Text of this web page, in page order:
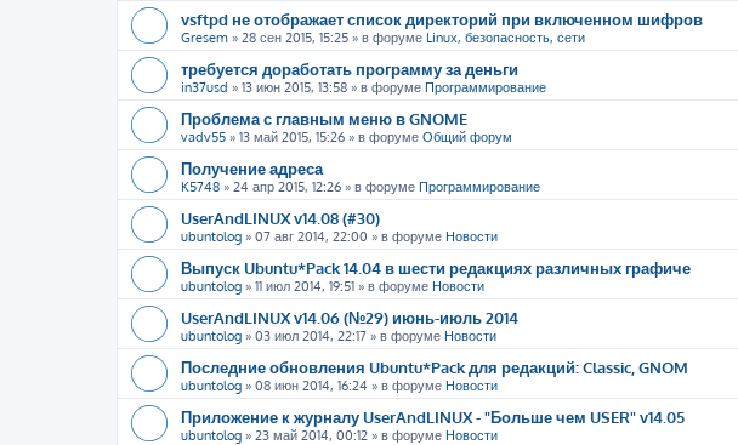
vsftpd не отображает список директорий при включенном шифров
Gresem » 28 сен 2015, 15:25 » в форуме Linux, безопасность, сети
требуется доработать программу за деньги
in37usd » 13 июн 2015, 13:58 » в форуме Программирование
Проблема с главным меню в GNOME
vadv55 » 13 май 2015, 15:26 » в форуме Общий форум
Получение адреса
K5748 » 24 апр 2015, 12:26 » в форуме Программирование
UserAndLINUX v14.08 (#30)
ubuntolog » 07 авг 2014, 22:00 » в форуме Новости
Выпуск Ubuntu*Pack 14.04 в шести редакциях различных графиче
ubuntolog » 11 июл 2014, 19:51 » в форуме Новости
UserAndLINUX v14.06 (№29) июнь-июль 2014
ubuntolog » 03 июл 2014, 22:17 » в форуме Новости
Последние обновления Ubuntu*Pack для редакций: Classic, GNOM
ubuntolog » 08 июн 2014, 16:24 » в форуме Новости
Приложение к журналу UserAndLINUX - "Больше чем USER" v14.05
ubuntolog » 23 май 2014, 00:12 » в форуме Новости